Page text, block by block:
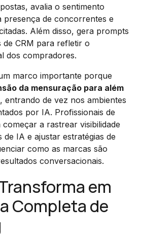
avalia o sentimento
presença de concorrentes e
Além disso, gera prompts
de CRM para refletir o
dos compradores.
marco importante porque
da mensuração para além
, entrando de vez nos ambientes
por IA. Profissionais de
a rastrear visibilidade
IA e ajustar estratégias de
como as marcas são
conversacionais.
em
Completa de